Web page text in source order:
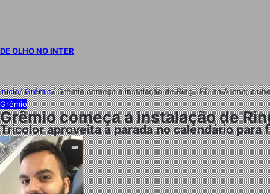
DE OLHO NO INTER
Início/Grêmio/Grêmio começa a instalação de Ring LED na Arena;
Grêmio
Grêmio começa a instalação de
Tricolor aproveita a parada no calendário